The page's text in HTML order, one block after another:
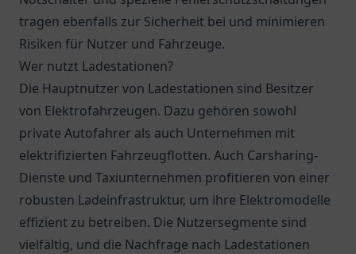
tragen ebenfalls zur Sicherheit bei und minimieren
Risiken für Nutzer und Fahrzeuge.
Wer nutzt Ladestationen?
Die Hauptnutzer von Ladestationen sind Besitzer
von Elektrofahrzeugen. Dazu gehören sowohl
private Autofahrer als auch Unternehmen mit
elektrifizierten Fahrzeugflotten. Auch Carsharing-
Dienste und Taxiunternehmen profitieren von einer
robusten Ladeinfrastruktur, um ihre Elektromodelle
effizient zu betreiben. Die Nutzersegmente sind
vielfältig, und die Nachfrage nach Ladestationen